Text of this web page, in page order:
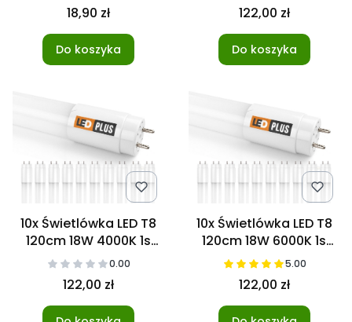
18,90 zł
Do koszyka
122,00 zł
Do koszyka
10x Świetlówka LED T8
120cm 18W 4000K 1s
NANO 0.00
122,00 zł
10x Świetlówka LED T8
120cm 18W 6000K 1s
NANO 5.00
122,00 zł